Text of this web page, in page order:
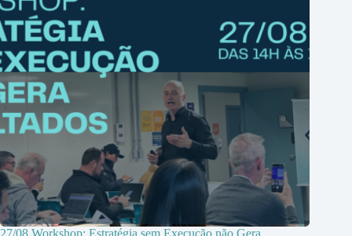
27/08 Workshop: Estratégia sem Execução não Gera